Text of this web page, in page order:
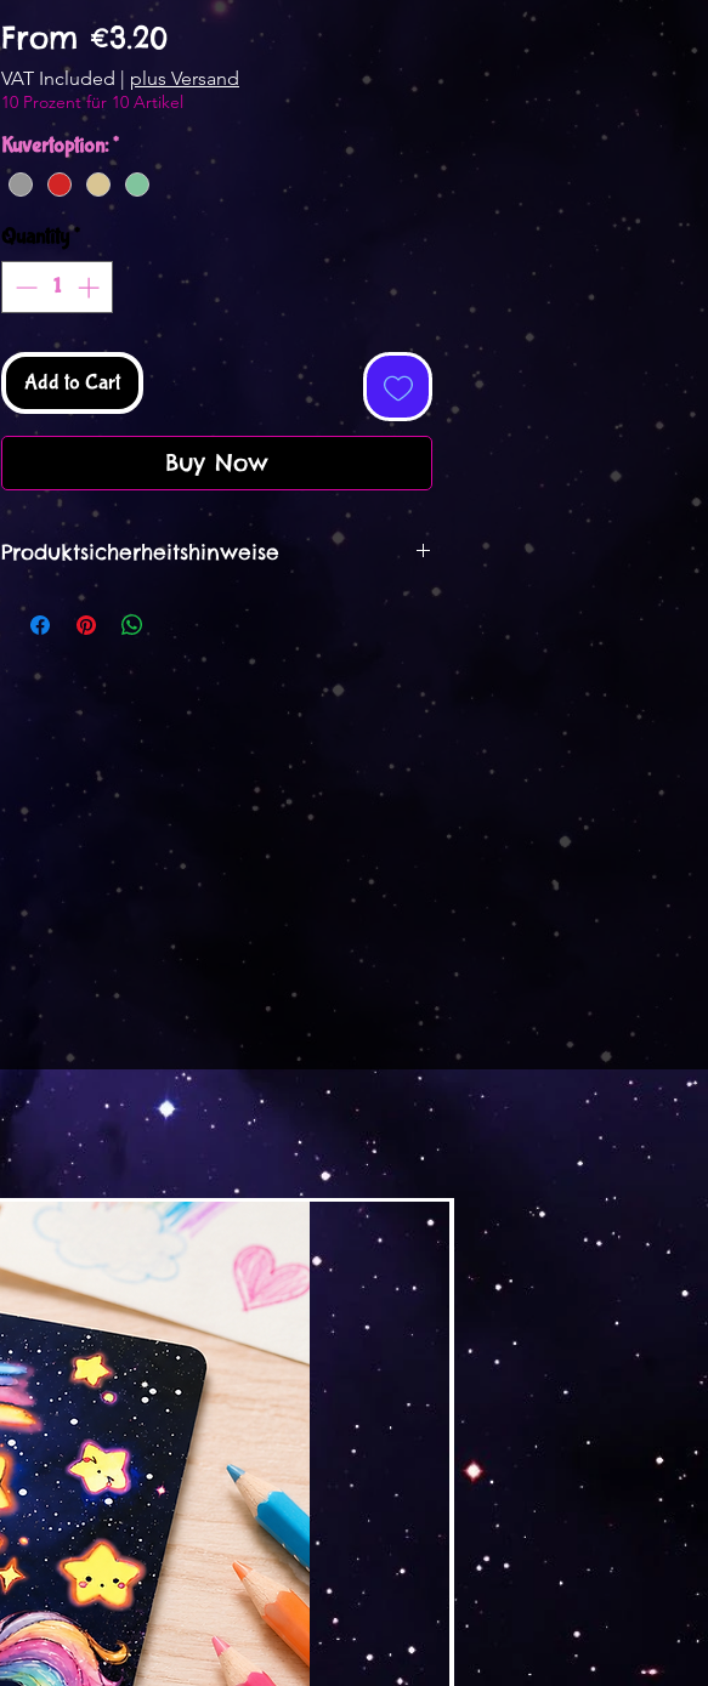
From €3.20Sale
Price
VAT Included | plus Versand
10 Prozent für 10 Artikel
Kuvertoption:*
Quantity *
Add to Cart
Buy Now
Produktsicherheitshinweise
Herstellerangaben:
Dana Peter
57250 Netphen
tinytami [at] web.de
Hinweise :
Besteht aus Karton, daher leicht entflammbar.
Nicht in die Nähe von Feuer
Versand by Tiny Tami